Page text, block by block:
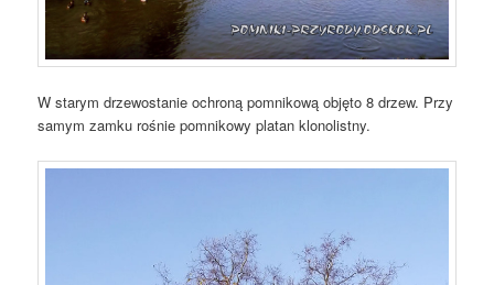
W starym drzewostanie ochroną pomnikową objęto 8 drzew. Przy
samym zamku rośnie pomnikowy platan klonolistny.